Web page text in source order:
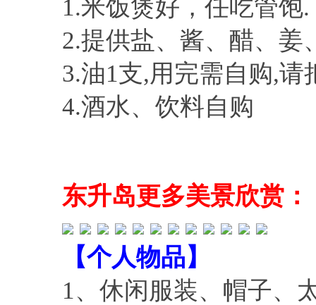
1.米饭煲好，任吃管饱.
2.提供盐、酱、醋、姜
3.油1支,用完需自购,请
4.酒水、饮料自购
东升岛更多美景欣赏：
【个人物品】
1、休闲服装、帽子、